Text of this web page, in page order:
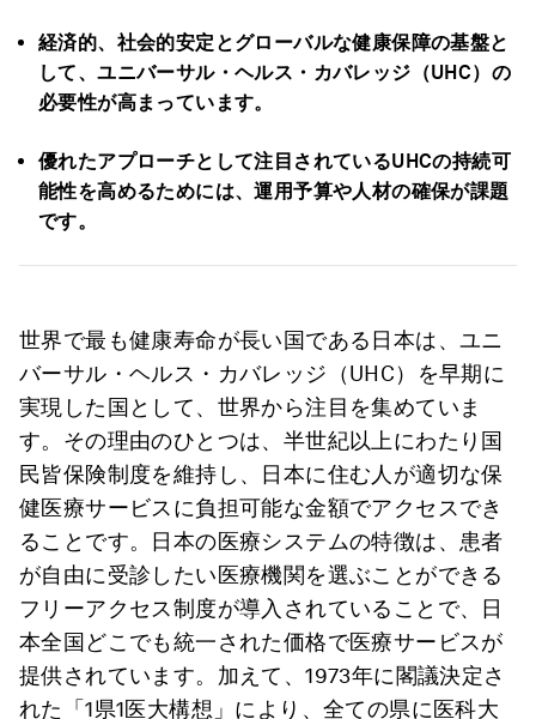
経済的、社会的安定とグローバルな健康保障の基盤と
して、ユニバーサル・ヘルス・カバレッジ（UHC）の
必要性が高まっています。
優れたアプローチとして注目されているUHCの持続可
能性を高めるためには、運用予算や人材の確保が課題
です。
世界で最も健康寿命が長い国である日本は、ユニ
バーサル・ヘルス・カバレッジ（UHC）を早期に
実現した国として、世界から注目を集めていま
す。その理由のひとつは、半世紀以上にわたり国
民皆保険制度を維持し、日本に住む人が適切な保
健医療サービスに負担可能な金額でアクセスでき
ることです。日本の医療システムの特徴は、患者
が自由に受診したい医療機関を選ぶことができる
フリーアクセス制度が導入されていることで、日
本全国どこでも統一された価格で医療サービスが
提供されています。加えて、1973年に閣議決定さ
れた「1県1医大構想」により、全ての県に医科大